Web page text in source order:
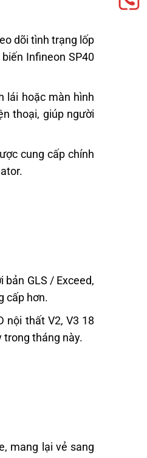
dõi tình trạng lốp
Infineon SP40
lái hoặc màn hình
thoại, giúp người
cung cấp chính
GLS / Exceed,
cấp hơn.
nội thất V2, V3 18
trong tháng này.
mang lại vẻ sang